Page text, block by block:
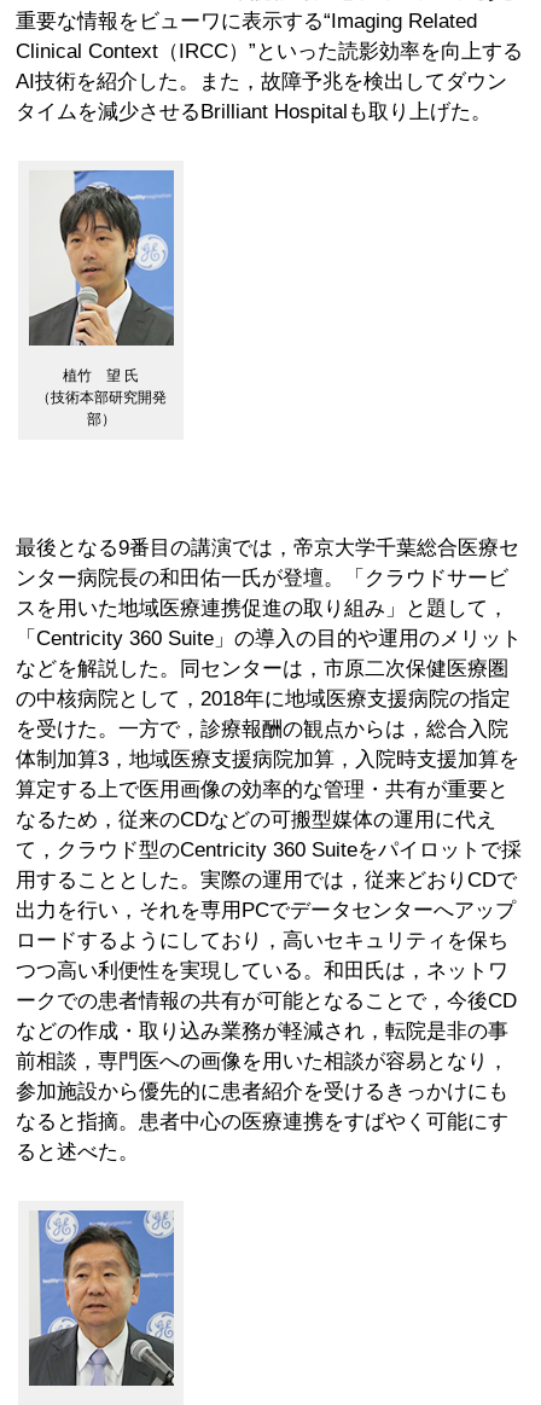
重要な情報をビューワに表示する“Imaging Related
Clinical Context（IRCC）”といった読影効率を向上する
AI技術を紹介した。また，故障予兆を検出してダウン
タイムを減少させるBrilliant Hospitalも取り上げた。
植竹 望 氏
（技術本部研究開発
部）
最後となる9番目の講演では，帝京大学千葉総合医療セ
ンター病院長の和田佑一氏が登壇。「クラウドサービ
スを用いた地域医療連携促進の取り組み」と題して，
「Centricity 360 Suite」の導入の目的や運用のメリット
などを解説した。同センターは，市原二次保健医療圏
の中核病院として，2018年に地域医療支援病院の指定
を受けた。一方で，診療報酬の観点からは，総合入院
体制加算3，地域医療支援病院加算，入院時支援加算を
算定する上で医用画像の効率的な管理・共有が重要と
なるため，従来のCDなどの可搬型媒体の運用に代え
て，クラウド型のCentricity 360 Suiteをパイロットで採
用することとした。実際の運用では，従来どおりCDで
出力を行い，それを専用PCでデータセンターへアップ
ロードするようにしており，高いセキュリティを保ち
つつ高い利便性を実現している。和田氏は，ネットワ
ークでの患者情報の共有が可能となることで，今後CD
などの作成・取り込み業務が軽減され，転院是非の事
前相談，専門医への画像を用いた相談が容易となり，
参加施設から優先的に患者紹介を受けるきっかけにも
なると指摘。患者中心の医療連携をすばやく可能にす
ると述べた。